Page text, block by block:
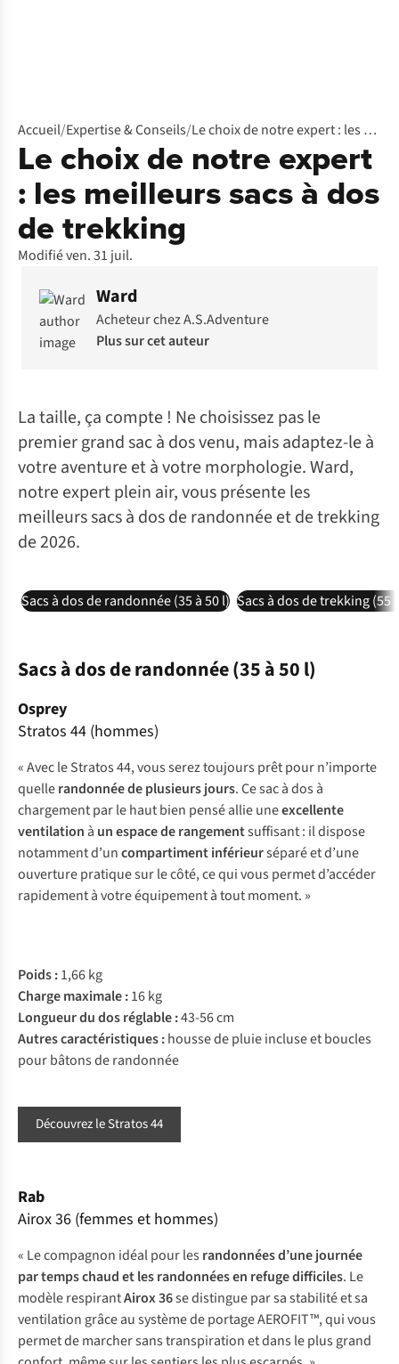
Accueil/Expertise & Conseils/ Le choix de notre expert : les meilleurs sacs à dos de trekking
Le choix de notre expert
: les meilleurs sacs à dos
de trekking
Modifié ven. 31 juil.
Ward
Acheteur chez A.S.Adventure
Plus sur cet auteur
La taille, ça compte ! Ne choisissez pas le
premier grand sac à dos venu, mais adaptez-le à
votre aventure et à votre morphologie. Ward,
notre expert plein air, vous présente les
meilleurs sacs à dos de randonnée et de trekking
de 2026.
Sacs à dos de randonnée (35 à 50 l) Sacs à dos de trekking (55
Sacs à dos de randonnée (35 à 50 l)
Osprey
Stratos 44 (hommes)
« Avec le Stratos 44, vous serez toujours prêt pour n’importe
quellerandonnée de plusieurs jours. Ce sac à dos à
chargement par le haut bien pensé allie uneexcellente
ventilation à un espace de rangementsuffisant : il dispose
notamment d’uncompartiment inférieurséparé et d’une
ouverture pratique sur le côté, ce qui vous permet d’accéder
rapidement à votre équipement à tout moment. »
Poids :1,66 kg
Charge maximale :16 kg
Longueur du dos réglable :43-56 cm
Autres caractéristiques :housse de pluie incluse et boucles
pour bâtons de randonnée
Découvrez le Stratos 44
Rab
Airox 36 (femmes et hommes)
« Lecompagnon idéal pour les randonnées d’une journée
par temps chaud et lesrandonnées en refugedifficiles. Le
modèle respirantAirox 36se distingue par sa stabilité et sa
ventilation grâce au système de portage AEROFIT™, qui vous
permet de marcher sans transpiration et dans le plus grand